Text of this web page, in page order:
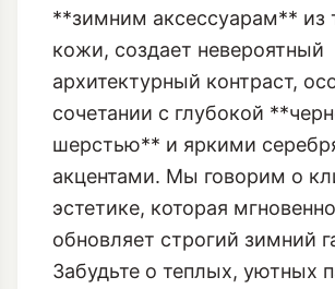
**зимним аксессуарам** из
кожи, создает невероятный
архитектурный контраст,
сочетании с глубокой
шерстью** и яркими
акцентами. Мы говорим о
эстетике, которая мгновенно
обновляет строгий зимний
Забудьте о теплых, уютных